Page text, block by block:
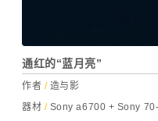
通红的“蓝月亮”
作者 /造与影
器材 /Sony a6700 + Sony